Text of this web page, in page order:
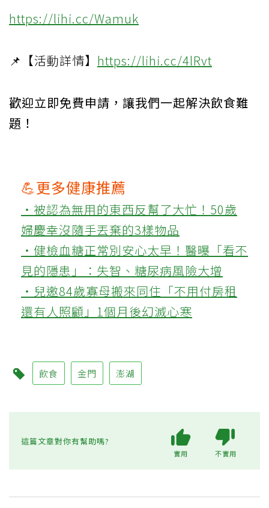
https://lihi.cc/Wamuk
📌【活動詳情】 https://lihi.cc/4lRvt
歡迎立即免費申請，讓我們一起解決飲食難
題！
💪更多健康推薦
‧被認為無用的東西反幫了大忙！50歲
婦慶幸沒隨手丟棄的3樣物品
‧健檢血糖正常別安心太早！醫曝「看不
見的隱患」：失智、糖尿病風險大增
‧兒邀84歲寡母搬來同住「不用付房租
還有人照顧」1個月後幻滅心寒
飲食 金門 澎湖
這篇文章對你有幫助嗎?
實用 不實用